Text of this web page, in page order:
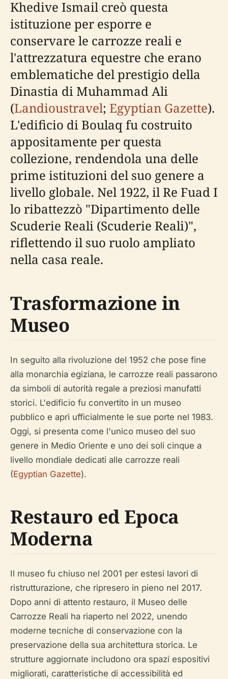
Khedive Ismail creò questa
istituzione per esporre e
conservare le carrozze reali e
l'attrezzatura equestre che erano
emblematiche del prestigio della
Dinastia di Muhammad Ali
(Landioustravel; Egyptian Gazette).
L'edificio di Boulaq fu costruito
appositamente per questa
collezione, rendendola una delle
prime istituzioni del suo genere a
livello globale. Nel 1922, il Re Fuad I
lo ribattezzò "Dipartimento delle
Scuderie Reali (Scuderie Reali)",
riflettendo il suo ruolo ampliato
nella casa reale.
Trasformazione in
Museo
In seguito alla rivoluzione del 1952 che pose fine
alla monarchia egiziana, le carrozze reali passarono
da simboli di autorità regale a preziosi manufatti
storici. L'edificio fu convertito in un museo
pubblico e aprì ufficialmente le sue porte nel 1983.
Oggi, si presenta come l'unico museo del suo
genere in Medio Oriente e uno dei soli cinque a
livello mondiale dedicati alle carrozze reali
(Egyptian Gazette).
Restauro ed Epoca
Moderna
Il museo fu chiuso nel 2001 per estesi lavori di
ristrutturazione, che ripresero in pieno nel 2017.
Dopo anni di attento restauro, il Museo delle
Carrozze Reali ha riaperto nel 2022, unendo
moderne tecniche di conservazione con la
preservazione della sua architettura storica. Le
strutture aggiornate includono ora spazi espositivi
migliorati, caratteristiche di accessibilità ed